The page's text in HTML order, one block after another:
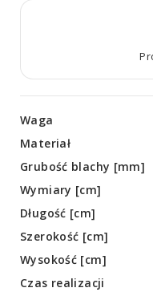
Waga
Materiał
Grubość blachy [mm]
Wymiary [cm]
Długość [cm]
Szerokość [cm]
Wysokość [cm]
Czas realizacji